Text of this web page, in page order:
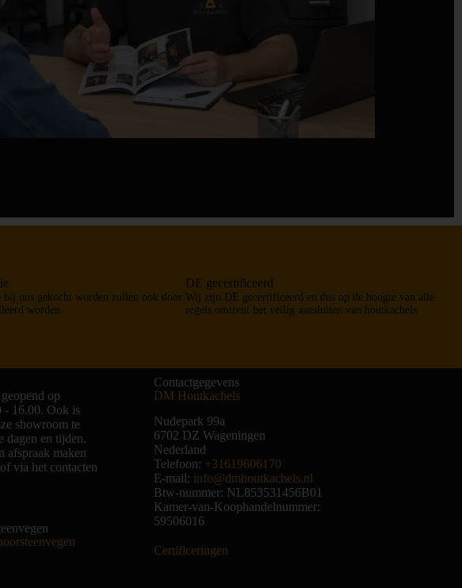
bij ons gekocht worden zullen ook door
worden.
DE gecertificeerd
Wij zijn DE gecertificeerd en dus op de hoogte van alle
regels omtrent het veilig aansluiten van houtkachels
op
- 16.00. Ook is
showroom te
dagen en tijden.
afspraak maken
via het contacten
Contactgegevens
DM Houtkachels
Nudepark 99a
6702 DZ Wageningen
Nederland
Telefoon: +31619606170
E-mail: info@dmhoutkachels.nl
Btw-nummer: NL853531456B01
Kamer-van-Koophandelnummer:
59506016
Certificeringen